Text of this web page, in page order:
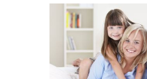
CODEVI
COMPTE À
CSL